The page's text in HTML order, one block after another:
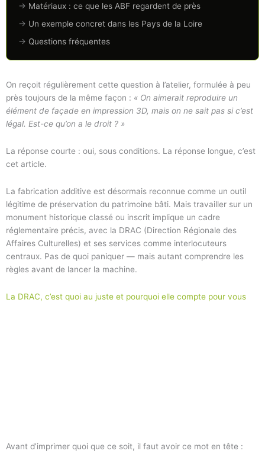
→ Matériaux : ce que les ABF regardent de près
→ Un exemple concret dans les Pays de la Loire
→ Questions fréquentes
On reçoit régulièrement cette question à l’atelier, formulée à peu
près toujours de la même façon : « On aimerait reproduire un
élément de façade en impression 3D, mais on ne sait pas si c’est
légal. Est-ce qu’on a le droit ? »
La réponse courte : oui, sous conditions. La réponse longue, c’est
cet article.
La fabrication additive est désormais reconnue comme un outil
légitime de préservation du patrimoine bâti. Mais travailler sur un
monument historique classé ou inscrit implique un cadre
réglementaire précis, avec la DRAC (Direction Régionale des
Affaires Culturelles) et ses services comme interlocuteurs
centraux. Pas de quoi paniquer — mais autant comprendre les
règles avant de lancer la machine.
La DRAC, c’est quoi au juste et pourquoi elle compte pour vous
Avant d’imprimer quoi que ce soit, il faut avoir ce mot en tête :